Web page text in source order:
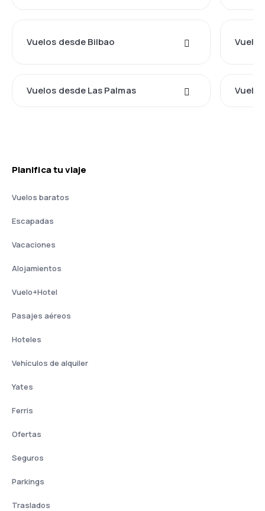
Vuelos desde Bilbao
Vuelos desde Las Palmas
Planifica tu viaje
Vuelos baratos
Escapadas
Vacaciones
Alojamientos
Vuelo+Hotel
Pasajes aéreos
Hoteles
Vehículos de alquiler
Yates
Ferris
Ofertas
Seguros
Parkings
Traslados